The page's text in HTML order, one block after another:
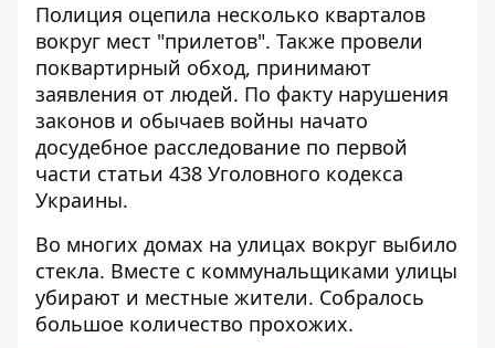
Полиция оцепила несколько кварталов
вокруг мест "прилетов". Также провели
поквартирный обход, принимают
заявления от людей. По факту нарушения
законов и обычаев войны начато
досудебное расследование по первой
части статьи 438 Уголовного кодекса
Украины.
Во многих домах на улицах вокруг выбило
стекла. Вместе с коммунальщиками улицы
убирают и местные жители. Собралось
большое количество прохожих.